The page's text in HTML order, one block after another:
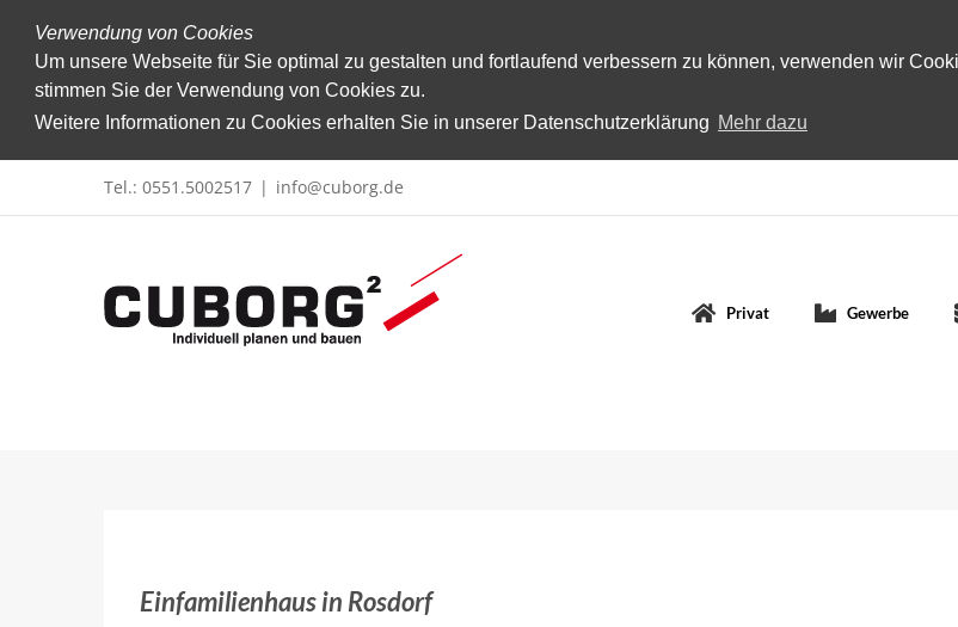
Verwendung von Cookies
Um unsere Webseite für Sie optimal zu gestalten und fortlaufend verbessern zu können, verwenden wir
stimmen Sie der Verwendung von Cookies zu.
Weitere Informationen zu Cookies erhalten Sie in unserer Datenschutzerklärung Mehr dazu
Inhalt
Tel.: 0551.5002517 | info@cuborg.de
Privat Gewerbe
Einfamilienhaus in Rosdorf